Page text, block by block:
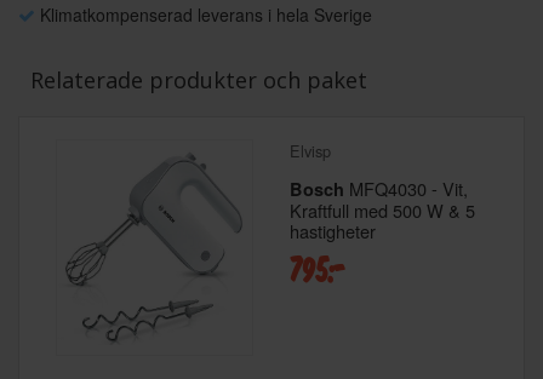
Klimatkompenserad leverans i hela Sverige
Relaterade produkter och paket
Elvisp
Bosch MFQ4030 - Vit,
Kraftfull med 500 W & 5
hastigheter
795:-